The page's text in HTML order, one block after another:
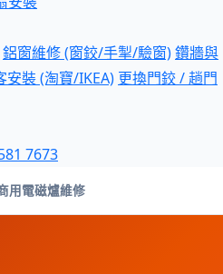
鋁窗維修 (窗鉸/手掣/驗窗)鑽牆與
安裝 (淘寶/IKEA) 更換門鉸 / 趟門
7673
用電磁爐維修